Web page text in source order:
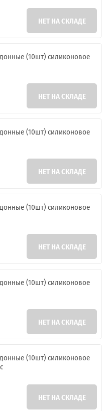
НЕТ НА СКЛАДЕ
(10шт) силиконовое
НЕТ НА СКЛАДЕ
(10шт) силиконовое
НЕТ НА СКЛАДЕ
(10шт) силиконовое
НЕТ НА СКЛАДЕ
(10шт) силиконовое
НЕТ НА СКЛАДЕ
(10шт) силиконовое
НЕТ НА СКЛАДЕ